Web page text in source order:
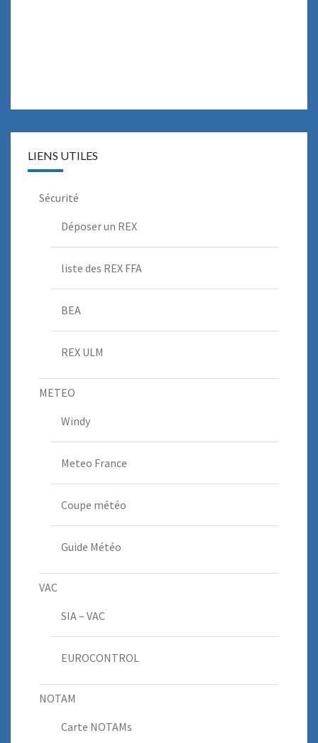
LIENS UTILES
Sécurité
Déposer un REX
liste des REX FFA
BEA
REX ULM
METEO
Windy
Meteo France
Coupe météo
Guide Météo
VAC
SIA – VAC
EUROCONTROL
NOTAM
Carte NOTAMs